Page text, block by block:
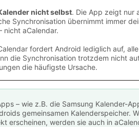
nicht selbst. Die App zeigt nur
Synchronisation übernimmt immer
nicht aCalendar.
fordert Android lediglich auf,
die Synchronisation trotzdem nicht
die häufigste Ursache.
– wie z.B. die Samsung Kalender-
gemeinsamen Kalenderspeicher.
erscheinen, werden sie auch in